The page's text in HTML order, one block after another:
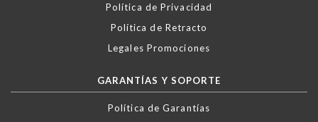
Política de Privacidad
Política de Retracto
Legales Promociones
GARANTÍAS Y SOPORTE
Política de Garantías